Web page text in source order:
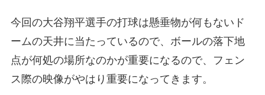
今回の大谷翔平選手の打球は懸垂物が何もないド
ームの天井に当たっているので、ボールの落下地
点が何処の場所なのかが重要になるので、フェン
ス際の映像がやはり重要になってきます。